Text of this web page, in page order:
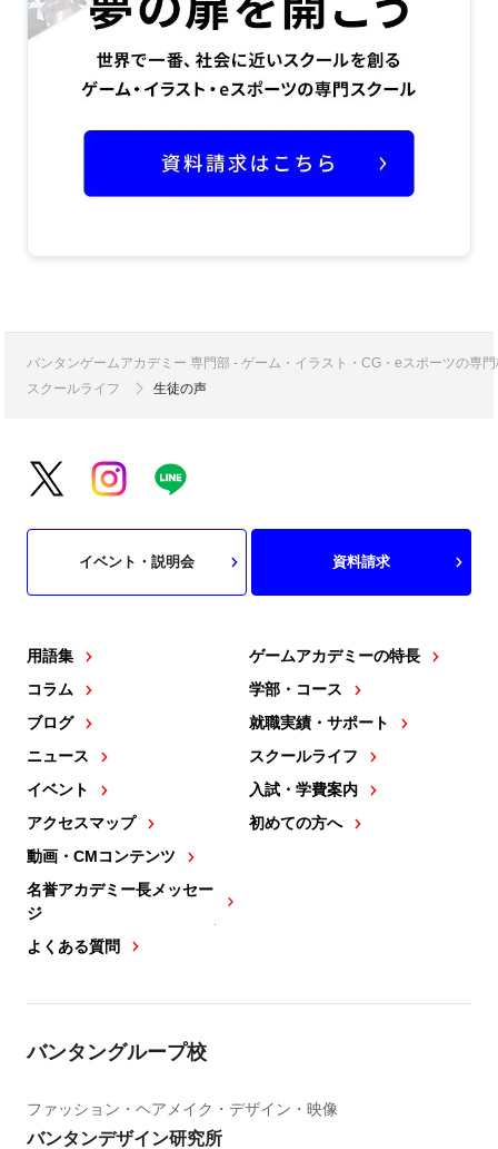
バンタンゲームアカデミー 専門部 - ゲーム・イラスト・CG・eスポーツの専
スクールライフ
生徒の声
用語集
コラム
ブログ
ニュース
イベント
アクセスマップ
動画・CMコンテンツ
名誉アカデミー長メッセー
ジ
よくある質問
ゲームアカデミーの特長
学部・コース
就職実績・サポート
スクールライフ
入試・学費案内
初めての方へ
イベント・説明会 資料請求
バンタングループ校
ファッション・ヘアメイク・デザイン・映像
バンタンデザイン研究所